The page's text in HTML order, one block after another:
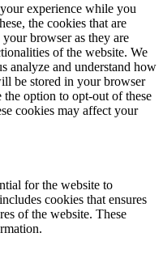
experience while you
the cookies that are
your browser as they are
of the website. We
analyze and understand how
be stored in your browser
option to opt-out of these
cookies may affect your
for the website to
cookies that ensures
of the website. These